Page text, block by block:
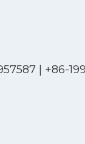
| +86-